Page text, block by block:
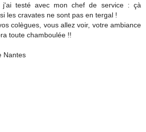
testé avec mon chef de service : çà
les cravates ne sont pas en tergal !
colègues, vous allez voir, votre ambiance
toute chamboulée !!
Nantes